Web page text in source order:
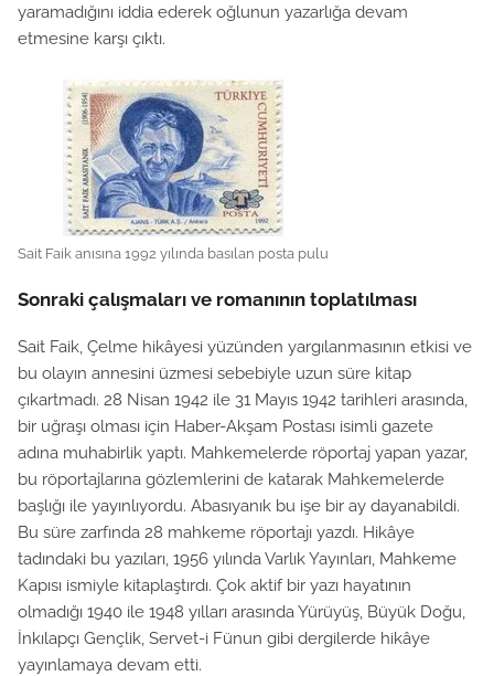
yaramadığını iddia ederek oğlunun yazarlığa devam
etmesine karşı çıktı.
Sait Faik anısına 1992 yılında basılan posta pulu
Sonraki çalışmaları ve romanının toplatılması
Sait Faik, Çelme hikâyesi yüzünden yargılanmasının etkisi ve
bu olayın annesini üzmesi sebebiyle uzun süre kitap
çıkartmadı. 28 Nisan 1942 ile 31 Mayıs 1942 tarihleri arasında,
bir uğraşı olması için Haber-Akşam Postası isimli gazete
adına muhabirlik yaptı. Mahkemelerde röportaj yapan yazar,
bu röportajlarına gözlemlerini de katarak Mahkemelerde
başlığı ile yayınlıyordu. Abasıyanık bu işe bir ay dayanabildi.
Bu süre zarfında 28 mahkeme röportajı yazdı. Hikâye
tadındaki bu yazıları, 1956 yılında Varlık Yayınları, Mahkeme
Kapısı ismiyle kitaplaştırdı. Çok aktif bir yazı hayatının
olmadığı 1940 ile 1948 yılları arasında Yürüyüş, Büyük Doğu,
İnkılapçı Gençlik, Servet-i Fünun gibi dergilerde hikâye
yayınlamaya devam etti.